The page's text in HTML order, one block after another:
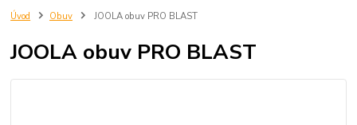
Úvod Obuv JOOLA obuv PRO BLAST
JOOLA obuv PRO BLAST